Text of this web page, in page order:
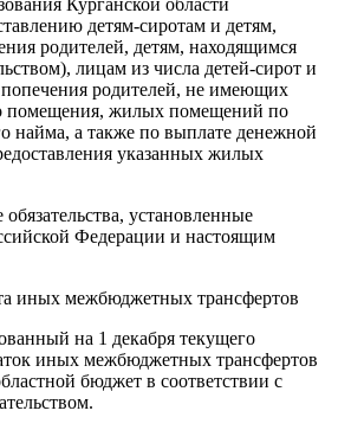
детям-сиротам и детям,
родителей, детям, находящимся
лицам из числа детей-сирот и
попечения родителей, не имеющих
помещения, жилых помещений по
найма, а также по выплате денежной
указанных жилых
установленные
Федерации и настоящим
иных межбюджетных трансфертов
на 1 декабря текущего
иных межбюджетных трансфертов
бюджет в соответствии с